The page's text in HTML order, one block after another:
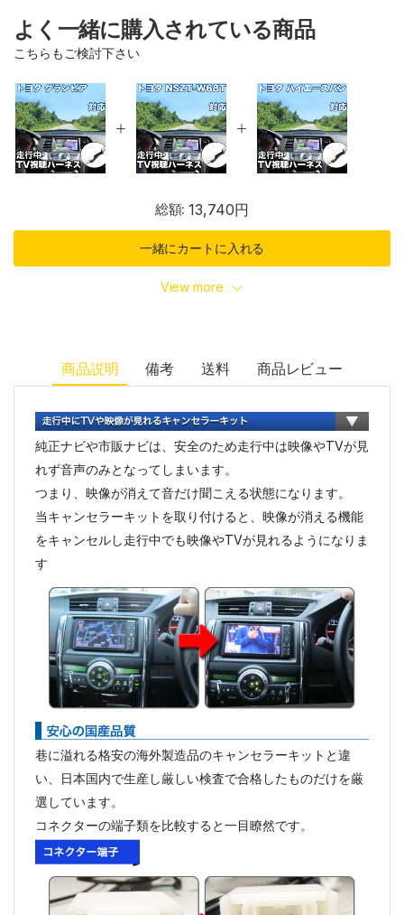
よく一緒に購入されている商品
こちらもご検討下さい
総額: 13,740円
一緒にカートに入れる
View more
商品説明 備考 送料 商品レビュー
純正ナビや市販ナビは、安全のため走行中は映像やTVが見
れず音声のみとなってしまいます。
つまり、映像が消えて音だけ聞こえる状態になります。
当キャンセラーキットを取り付けると、映像が消える機能
をキャンセルし走行中でも映像やTVが見れるようになりま
す
巷に溢れる格安の海外製造品のキャンセラーキットと違
い、日本国内で生産し厳しい検査で合格したものだけを厳
選しています。
コネクターの端子類を比較すると一目瞭然です。